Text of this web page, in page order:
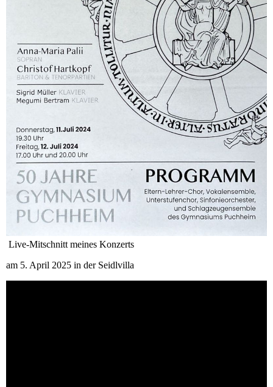
Live-Mitschnitt meines Konzerts
am 5. April 2025 in der Seidlvilla